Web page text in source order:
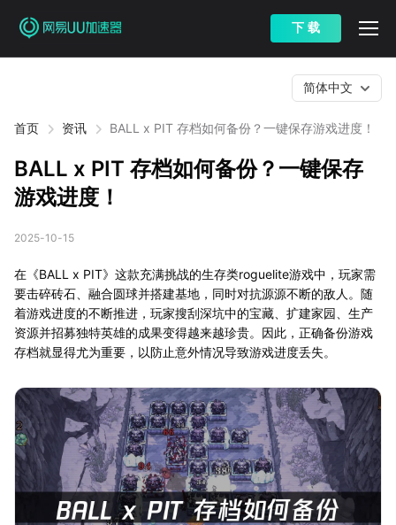
下 载
首页 资讯 BALL x PIT 存档如何备份？一键保存游戏进度！
简体中文
BALL x PIT 存档如何备份？一键保存
游戏进度！
2025-10-15
在《BALL x PIT》这款充满挑战的生存类roguelite游戏中，玩家需
要击碎砖石、融合圆球并搭建基地，同时对抗源源不断的敌人。随
着游戏进度的不断推进，玩家搜刮深坑中的宝藏、扩建家园、生产
资源并招募独特英雄的成果变得越来越珍贵。因此，正确备份游戏
存档就显得尤为重要，以防止意外情况导致游戏进度丢失。